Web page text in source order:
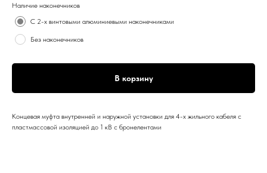
Наличие наконечников
С 2-х винтовыми алюминиевыми наконечниками
Без наконечников
В корзину
Концевая муфта внутренней и наружной установки для 4-х жильного кабеля с
пластмассовой изоляцией до 1 кВ с бронелентами